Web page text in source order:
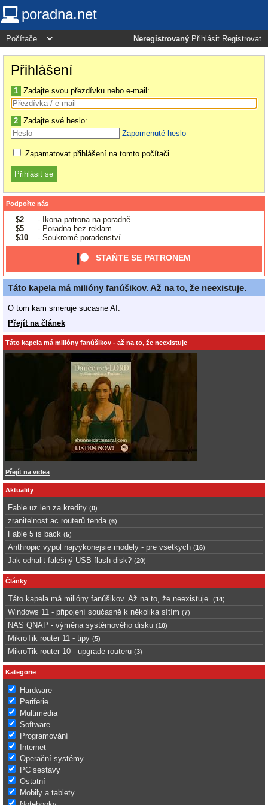
poradna.net
Neregistrovaný Přihlásit Registrovat
Přihlášení
1 Zadajte svou přezdívku nebo e-mail:
2 Zadajte své heslo:
Zapomenuté heslo
Zapamatovat přihlášení na tomto počítači
Podpořte nás
$2
- Ikona patrona na poradně
$5
- Poradna bez reklam
$10
- Soukromé poradenství
STAŇTE SE PATRONEM
Táto kapela má milióny fanúšikov. Až na to, že neexistuje.
O tom kam smeruje sucasne AI.
Přejít na článek
Táto kapela má milióny fanúšikov - až na to, že neexistuje
Přejít na videa
Aktuality
Fable uz len za kredity (0)
zranitelnost ac routerů tenda (6)
Fable 5 is back (5)
Anthropic vypol najvykonejsie modely - pre vsetkych (16)
Jak odhalit falešný USB flash disk? (20)
Články
Táto kapela má milióny fanúšikov. Až na to, že neexistuje. (14)
Windows 11 - připojení současně k několika sítím (7)
NAS QNAP - výměna systémového disku (10)
MikroTik router 11 - tipy (5)
MikroTik router 10 - upgrade routeru (3)
Kategorie
Hardware
Periferie
Multimédia
Software
Programování
Internet
Operační systémy
PC sestavy
Ostatní
Mobily a tablety